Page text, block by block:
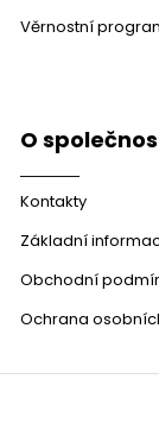
Věrnostní
O
Kontakty
Základní
Obchodní
Ochrana